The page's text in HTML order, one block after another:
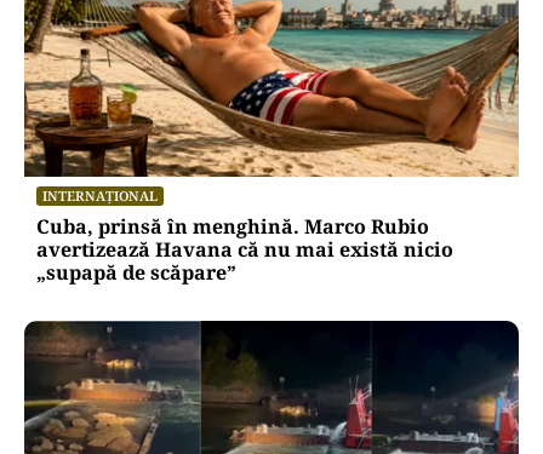
INTERNAȚIONAL
Cuba, prinsă în menghină. Marco Rubio
avertizează Havana că nu mai există nicio
„supapă de scăpare”